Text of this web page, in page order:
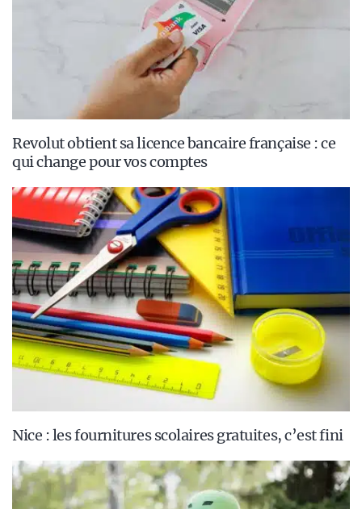
Revolut obtient sa licence bancaire française : ce
qui change pour vos comptes
Nice : les fournitures scolaires gratuites, c’est fini